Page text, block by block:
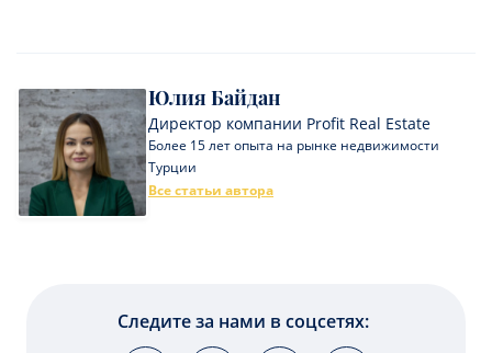
Юлия Байдан
Директор компании Profit Real Estate
Более 15 лет опыта на рынке недвижимости
Турции
Все статьи автора
Следите за нами в соцсетях: